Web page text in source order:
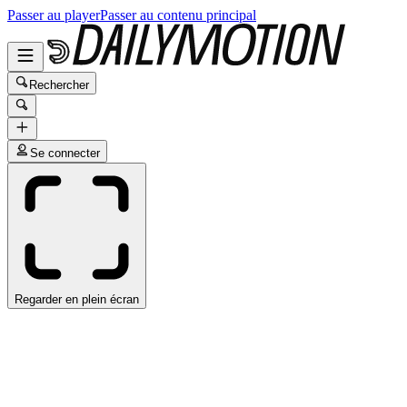
Passer au playerPasser au contenu principal
Rechercher
Se connecter
Regarder en plein écran